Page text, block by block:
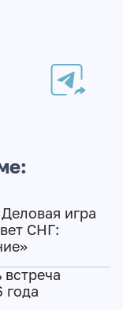
игра
СНГ:
встреча
года